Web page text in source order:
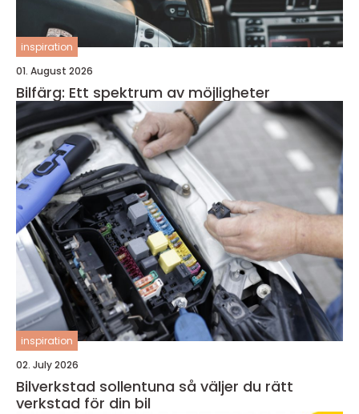
inspiration
01. August 2026
Bilfärg: Ett spektrum av möjligheter
inspiration
02. July 2026
Bilverkstad sollentuna så väljer du rätt
verkstad för din bil